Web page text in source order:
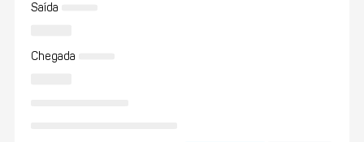
Saída
Chegada